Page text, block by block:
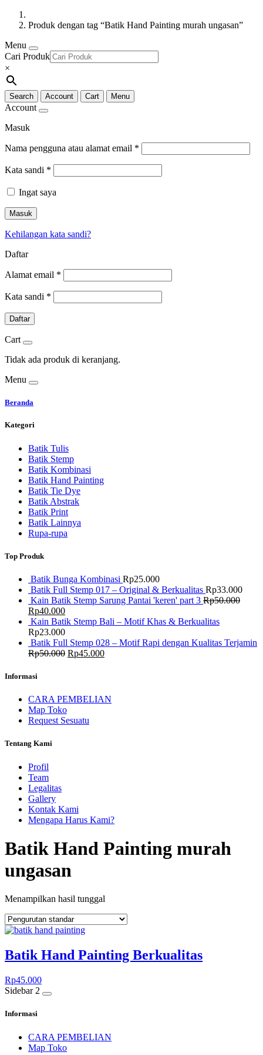
Produk dengan tag “Batik Hand Painting murah ungasan”
Menu
Cari Produk
×
Search Account Cart Menu
Account
Masuk
Nama pengguna atau alamat email *
Kata sandi *
Ingat saya
Masuk
Kehilangan kata sandi?
Daftar
Alamat email *
Kata sandi *
Daftar
Cart
Tidak ada produk di keranjang.
Menu
Beranda
Kategori
Batik Tulis
Batik Stemp
Batik Kombinasi
Batik Hand Painting
Batik Tie Dye
Batik Abstrak
Batik Print
Batik Lainnya
Rupa-rupa
Top Produk
Batik Bunga Kombinasi Rp25.000
Batik Full Stemp 017 – Original & Berkualitas Rp33.000
Kain Batik Stemp Sarung Pantai 'keren' part 3 Rp50.000
Harga
aslinya
adalah:
Rp50.000.
Rp40.000Harga
saat
ini
adalah:
Rp40.000.
Kain Batik Stemp Bali – Motif Khas & Berkualitas
Rp23.000
Batik Full Stemp 028 – Motif Rapi dengan Kualitas Terjamin
Rp50.000 Harga
Rp45.000Harga
Rp45.000.
Informasi
CARA PEMBELIAN
Map Toko
Request Sesuatu
Tentang Kami
Profil
Team
Legalitas
Gallery
Kontak Kami
Mengapa Harus Kami?
Batik Hand Painting murah
ungasan
Menampilkan hasil tunggal
Batik Hand Painting Berkualitas
Rp45.000
Sidebar 2
Informasi
CARA PEMBELIAN
Map Toko